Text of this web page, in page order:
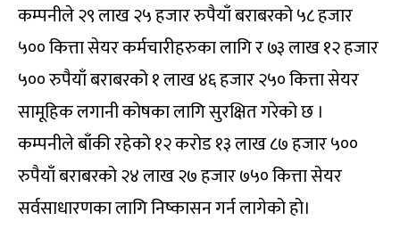
कम्पनीले २९ लाख २५ हजार रुपैयाँ बराबरको ५८ हजार
५०० कित्ता सेयर कर्मचारीहरुका लागि र ७३ लाख १२ हजार
५०० रुपैयाँ बराबरको १ लाख ४६ हजार २५० कित्ता सेयर
सामूहिक लगानी कोषका लागि सुरक्षित गरेको छ ।
कम्पनीले बाँकी रहेको १२ करोड १३ लाख ८७ हजार ५००
रुपैयाँ बराबरको २४ लाख २७ हजार ७५० कित्ता सेयर
सर्वसाधारणका लागि निष्कासन गर्न लागेको हो।